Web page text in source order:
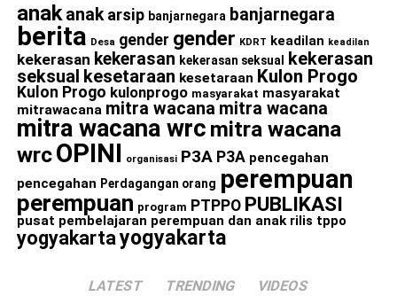
anak anak arsip banjarnegara banjarnegara
berita Desa gender gender KDRT keadilan keadilan
kekerasan kekerasan kekerasan seksual
kekerasan
seksual kesetaraan kesetaraan Kulon Progo
Kulon Progo kulonprogo masyarakat masyarakat
mitrawacana mitra wacana mitra wacana
mitra wacana wrc mitra wacana
wrcOPINI organisasi P3A P3A pencegahan
pencegahan Perdagangan orang perempuan
perempuan program PTPPO PUBLIKASI
pusat pembelajaran perempuan dan anak rilis tppo
yogyakartayogyakarta
LATEST TRENDING VIDEOS